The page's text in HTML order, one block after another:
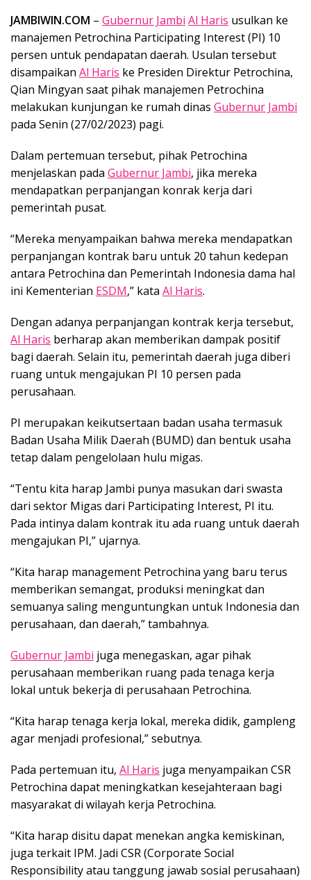
JAMBIWIN.COM – Gubernur Jambi Al Haris usulkan ke
manajemen Petrochina Participating Interest (PI) 10
persen untuk pendapatan daerah. Usulan tersebut
disampaikan Al Haris ke Presiden Direktur Petrochina,
Qian Mingyan saat pihak manajemen Petrochina
melakukan kunjungan ke rumah dinas Gubernur Jambi
pada Senin (27/02/2023) pagi.
Dalam pertemuan tersebut, pihak Petrochina
menjelaskan pada Gubernur Jambi, jika mereka
mendapatkan perpanjangan konrak kerja dari
pemerintah pusat.
“Mereka menyampaikan bahwa mereka mendapatkan
perpanjangan kontrak baru untuk 20 tahun kedepan
antara Petrochina dan Pemerintah Indonesia dama hal
ini Kementerian ESDM,” kata Al Haris.
Dengan adanya perpanjangan kontrak kerja tersebut,
Al Haris berharap akan memberikan dampak positif
bagi daerah. Selain itu, pemerintah daerah juga diberi
ruang untuk mengajukan PI 10 persen pada
perusahaan.
PI merupakan keikutsertaan badan usaha termasuk
Badan Usaha Milik Daerah (BUMD) dan bentuk usaha
tetap dalam pengelolaan hulu migas.
“Tentu kita harap Jambi punya masukan dari swasta
dari sektor Migas dari Participating Interest, PI itu.
Pada intinya dalam kontrak itu ada ruang untuk daerah
mengajukan PI,” ujarnya.
“Kita harap management Petrochina yang baru terus
memberikan semangat, produksi meningkat dan
semuanya saling menguntungkan untuk Indonesia dan
perusahaan, dan daerah,” tambahnya.
Gubernur Jambi juga menegaskan, agar pihak
perusahaan memberikan ruang pada tenaga kerja
lokal untuk bekerja di perusahaan Petrochina.
“Kita harap tenaga kerja lokal, mereka didik, gampleng
agar menjadi profesional,” sebutnya.
Pada pertemuan itu, Al Haris juga menyampaikan CSR
Petrochina dapat meningkatkan kesejahteraan bagi
masyarakat di wilayah kerja Petrochina.
“Kita harap disitu dapat menekan angka kemiskinan,
juga terkait IPM. Jadi CSR (Corporate Social
Responsibility atau tanggung jawab sosial perusahaan)